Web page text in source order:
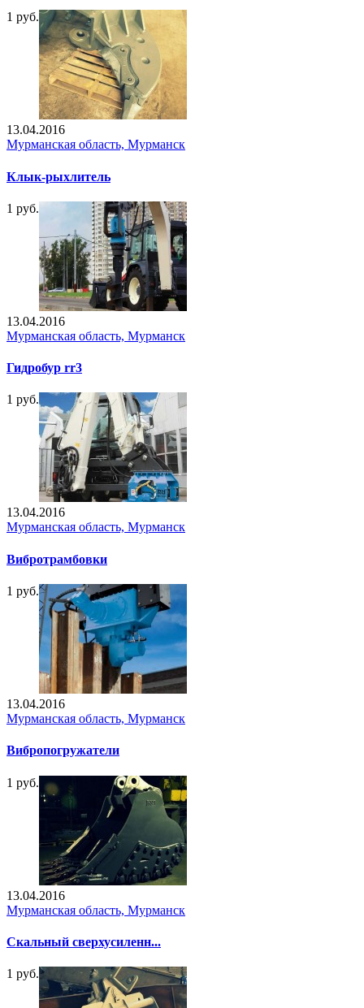
1 руб.
13.04.2016
Мурманская область, Мурманск
Клык-рыхлитель
1 руб.
13.04.2016
Мурманская область, Мурманск
Гидробур rr3
1 руб.
13.04.2016
Мурманская область, Мурманск
Вибротрамбовки
1 руб.
13.04.2016
Мурманская область, Мурманск
Вибропогружатели
1 руб.
13.04.2016
Мурманская область, Мурманск
Скальный сверхусиленн...
1 руб.